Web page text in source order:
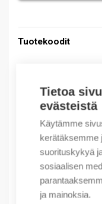
Tietoa
evästeistä
Käytämme
kerätäksemme
suorituskykyä
sosiaalisen
ja mainoksia.
Tuotekoodit
Product order
Valmistajan
Tuotteen tullikoodi:
Kuvaus
Lisätiedot
Liitteet